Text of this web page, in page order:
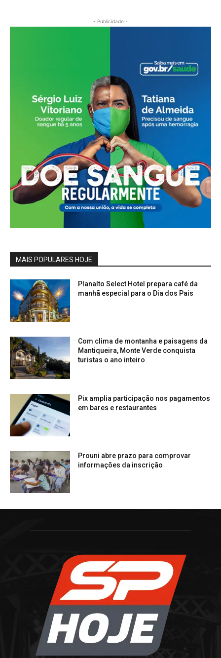
- Publicidade -
MAIS POPULARES HOJE
Planalto Select Hotel prepara café da
manhã especial para o Dia dos Pais
Com clima de montanha e paisagens da
Mantiqueira, Monte Verde conquista
turistas o ano inteiro
Pix amplia participação nos pagamentos
em bares e restaurantes
Prouni abre prazo para comprovar
informações da inscrição